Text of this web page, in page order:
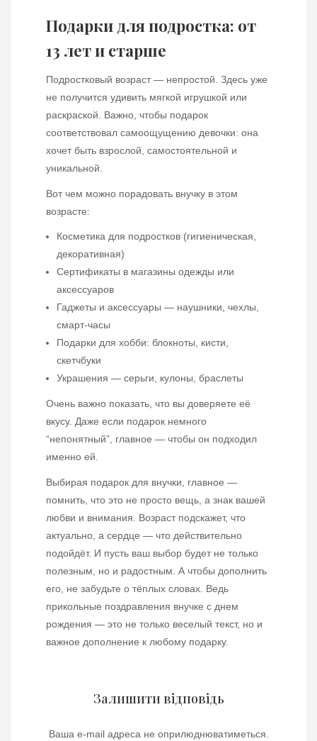
Подарки для подростка: от
13 лет и старше
Подростковый возраст — непростой. Здесь уже
не получится удивить мягкой игрушкой или
раскраской. Важно, чтобы подарок
соответствовал самоощущению девочки: она
хочет быть взрослой, самостоятельной и
уникальной.
Вот чем можно порадовать внучку в этом
возрасте:
Косметика для подростков (гигиеническая,
декоративная)
Сертификаты в магазины одежды или
аксессуаров
Гаджеты и аксессуары — наушники, чехлы,
смарт-часы
Подарки для хобби: блокноты, кисти,
скетчбуки
Украшения — серьги, кулоны, браслеты
Очень важно показать, что вы доверяете её
вкусу. Даже если подарок немного
“непонятный”, главное — чтобы он подходил
именно ей.
Выбирая подарок для внучки, главное —
помнить, что это не просто вещь, а знак вашей
любви и внимания. Возраст подскажет, что
актуально, а сердце — что действительно
подойдёт. И пусть ваш выбор будет не только
полезным, но и радостным. А чтобы дополнить
его, не забудьте о тёплых словах. Ведь
прикольные поздравления внучке с днем
рождения — это не только веселый текст, но и
важное дополнение к любому подарку.
Залишити відповідь
Ваша e-mail адреса не оприлюднюватиметься.